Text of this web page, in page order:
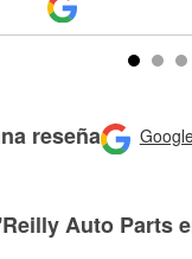
reseña
Auto Parts